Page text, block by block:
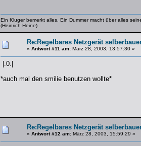
Ein Kluger bemerkt alles. Ein Dummer macht über alles
(Heinrich Heine)
Re:Regelbares Netzgerät
« Antwort #11 am: März 28, 2003, 13:57:30 »
|.0.|
*auch mal den smilie benutzen wollte*
Re:Regelbares Netzgerät
« Antwort #12 am: März 28, 2003, 15:59:29 »